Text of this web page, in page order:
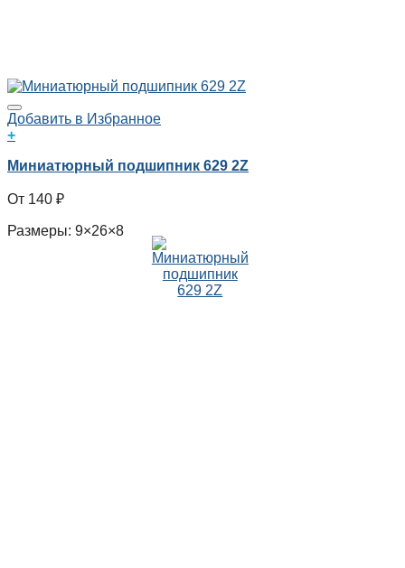
Добавить в Избранное
+
Миниатюрный подшипник 629 2Z
140 ₽
Размеры: 9×26×8